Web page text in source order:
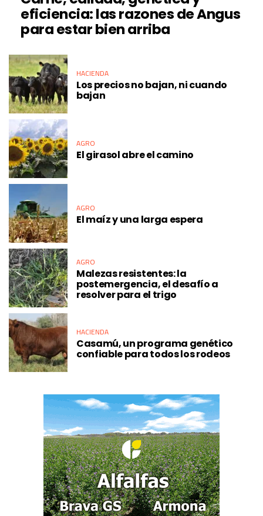
eficiencia: las razones de Angus
para estar bien arriba
HACIENDA
Los precios no bajan, ni cuando
bajan
AGRO
El girasol abre el camino
AGRO
El maíz y una larga espera
AGRO
Malezas resistentes: la
postemergencia, el desafío a
resolver para el trigo
HACIENDA
Casamú, un programa genético
confiable para todos los rodeos